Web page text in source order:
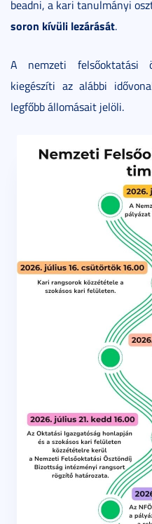
beadni, a kari tanulmányi
soron kívüli lezárását.
A nemzeti felsőoktatási
kiegészíti az alábbi
legfőbb állomásait jelöli.